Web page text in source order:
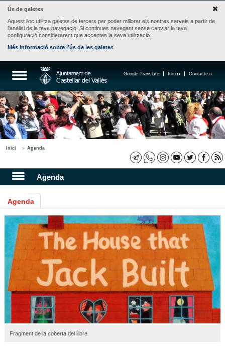
Ús de galetes
Aquest lloc utilitza galetes de tercers per poder millorar els nostres serveis a partir de
l'anàlisi de la teva navegació. Si continues navegant sense canviar la teva
configuració considerarem que acceptes la seva utilització.
Més informació sobre l'ús de les galetes
Contacte
Inici
Google Translate
Inici Agenda
Agenda
Agenda
Fragment de la coberta del llibre.